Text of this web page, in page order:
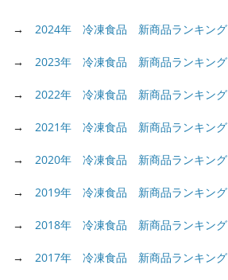
→ 2024年 冷凍食品 新商品ランキング
→ 2023年 冷凍食品 新商品ランキング
→ 2022年 冷凍食品 新商品ランキング
→ 2021年 冷凍食品 新商品ランキング
→ 2020年 冷凍食品 新商品ランキング
→ 2019年 冷凍食品 新商品ランキング
→ 2018年 冷凍食品 新商品ランキング
→ 2017年 冷凍食品 新商品ランキング